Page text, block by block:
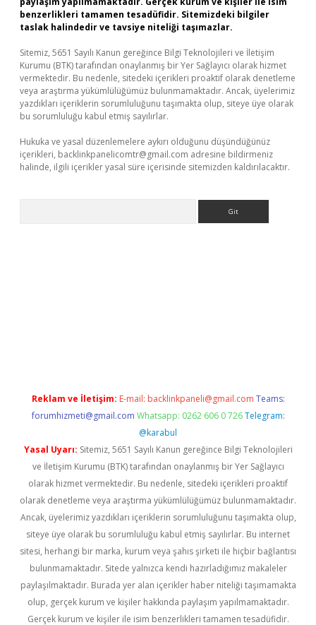
benzerlikleri tamamen tesadüfidir. Sitemizdeki bilgiler
taslak halindedir ve tavsiye niteliği taşımazlar.
Sitemiz, 5651 Sayılı Kanun gereğince Bilgi Teknolojileri ve İletişim
Kurumu (BTK) tarafından onaylanmış bir Yer Sağlayıcı olarak hizmet
vermektedir. Bu nedenle, sitedeki içerikleri proaktif olarak denetleme
veya araştırma yükümlülüğümüz bulunmamaktadır. Ancak, üyelerimiz
yazdıkları içeriklerin sorumluluğunu taşımakta olup, siteye üye olarak
bu sorumluluğu kabul etmiş sayılırlar.
Hukuka ve yasal düzenlemelere aykırı olduğunu düşündüğünüz
içerikleri, backlinkpanelicomtr@gmail.com adresine bildirmeniz
halinde, ilgili içerikler yasal süre içerisinde sitemizden kaldırılacaktır.
Reklam ve İletişim: E-mail: backlinkpaneli@gmail.com Teams:
forumhizmeti@gmail.com Whatsapp: 0262 606 0 726 Telegram:
@karabul
Yasal Uyarı: Sitemiz, 5651 Sayılı Kanun gereğince Bilgi Teknolojileri
ve İletişim Kurumu (BTK) tarafından onaylanmış bir Yer Sağlayıcı
olarak hizmet vermektedir. Bu nedenle, sitedeki içerikleri proaktif
olarak denetleme veya araştırma yükümlülüğümüz bulunmamaktadır.
Ancak, üyelerimiz yazdıkları içeriklerin sorumluluğunu taşımakta olup,
siteye üye olarak bu sorumluluğu kabul etmiş sayılırlar. Bu internet
sitesi, herhangi bir marka, kurum veya şahıs şirketi ile hiçbir bağlantısı
bulunmamaktadır. Sitede yalnızca kendi hazırladığımız makaleler
paylaşılmaktadır. Burada yer alan içerikler haber niteliği taşımamakta
olup, gerçek kurum ve kişiler hakkında paylaşım yapılmamaktadır.
Gerçek kurum ve kişiler ile isim benzerlikleri tamamen tesadüfidir.